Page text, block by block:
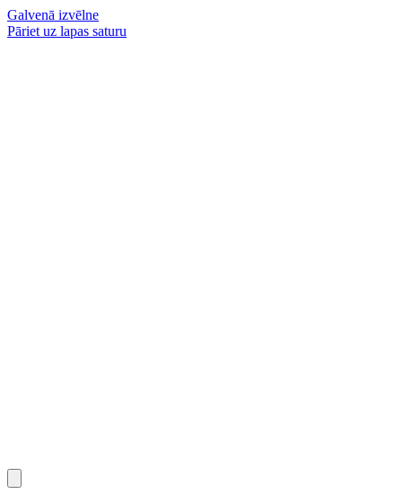
Galvenā izvēlne
Pāriet uz lapas saturu